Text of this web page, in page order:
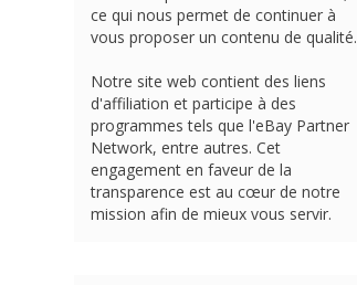
ce qui nous permet de continuer à
vous proposer un contenu de qualité.
Notre site web contient des liens
d'affiliation et participe à des
programmes tels que l'eBay Partner
Network, entre autres. Cet
engagement en faveur de la
transparence est au cœur de notre
mission afin de mieux vous servir.